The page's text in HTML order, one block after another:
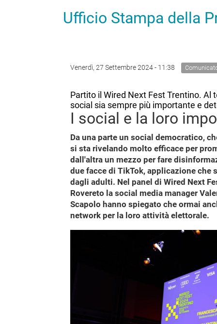
Ufficio Stampa della
Venerdì, 27 Settembre 2024 - 11:38
Partito il Wired Next Fest Trentino. Al
social sia sempre più importante e
I social e la loro
Da una parte un social democratico,
si sta rivelando molto efficace per
dall'altra un mezzo per fare
due facce di TikTok, applicazione che
dagli adulti. Nel panel di Wired Next
Rovereto la social media manager
Scapolo hanno spiegato che ormai
network per la loro attività elettorale.